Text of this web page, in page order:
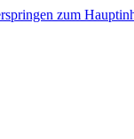
zum